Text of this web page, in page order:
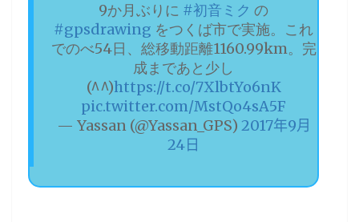
9か月ぶりに #初音ミク の
#gpsdrawing をつくば市で実施。これ
でのべ54日、総移動距離1160.99km。完
成まであと少し
(^^)https://t.co/7XlbtYo6nK
pic.twitter.com/MstQo4sA5F
— Yassan (@Yassan_GPS) 2017年9月
24日